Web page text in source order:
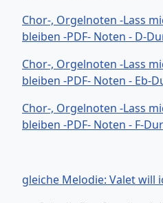
Chor-, Orgelnoten -Lass
bleiben -PDF- Noten - D-
Chor-, Orgelnoten -Lass
bleiben -PDF- Noten - Eb-
Chor-, Orgelnoten -Lass
bleiben -PDF- Noten - F-
gleiche Melodie: Valet will